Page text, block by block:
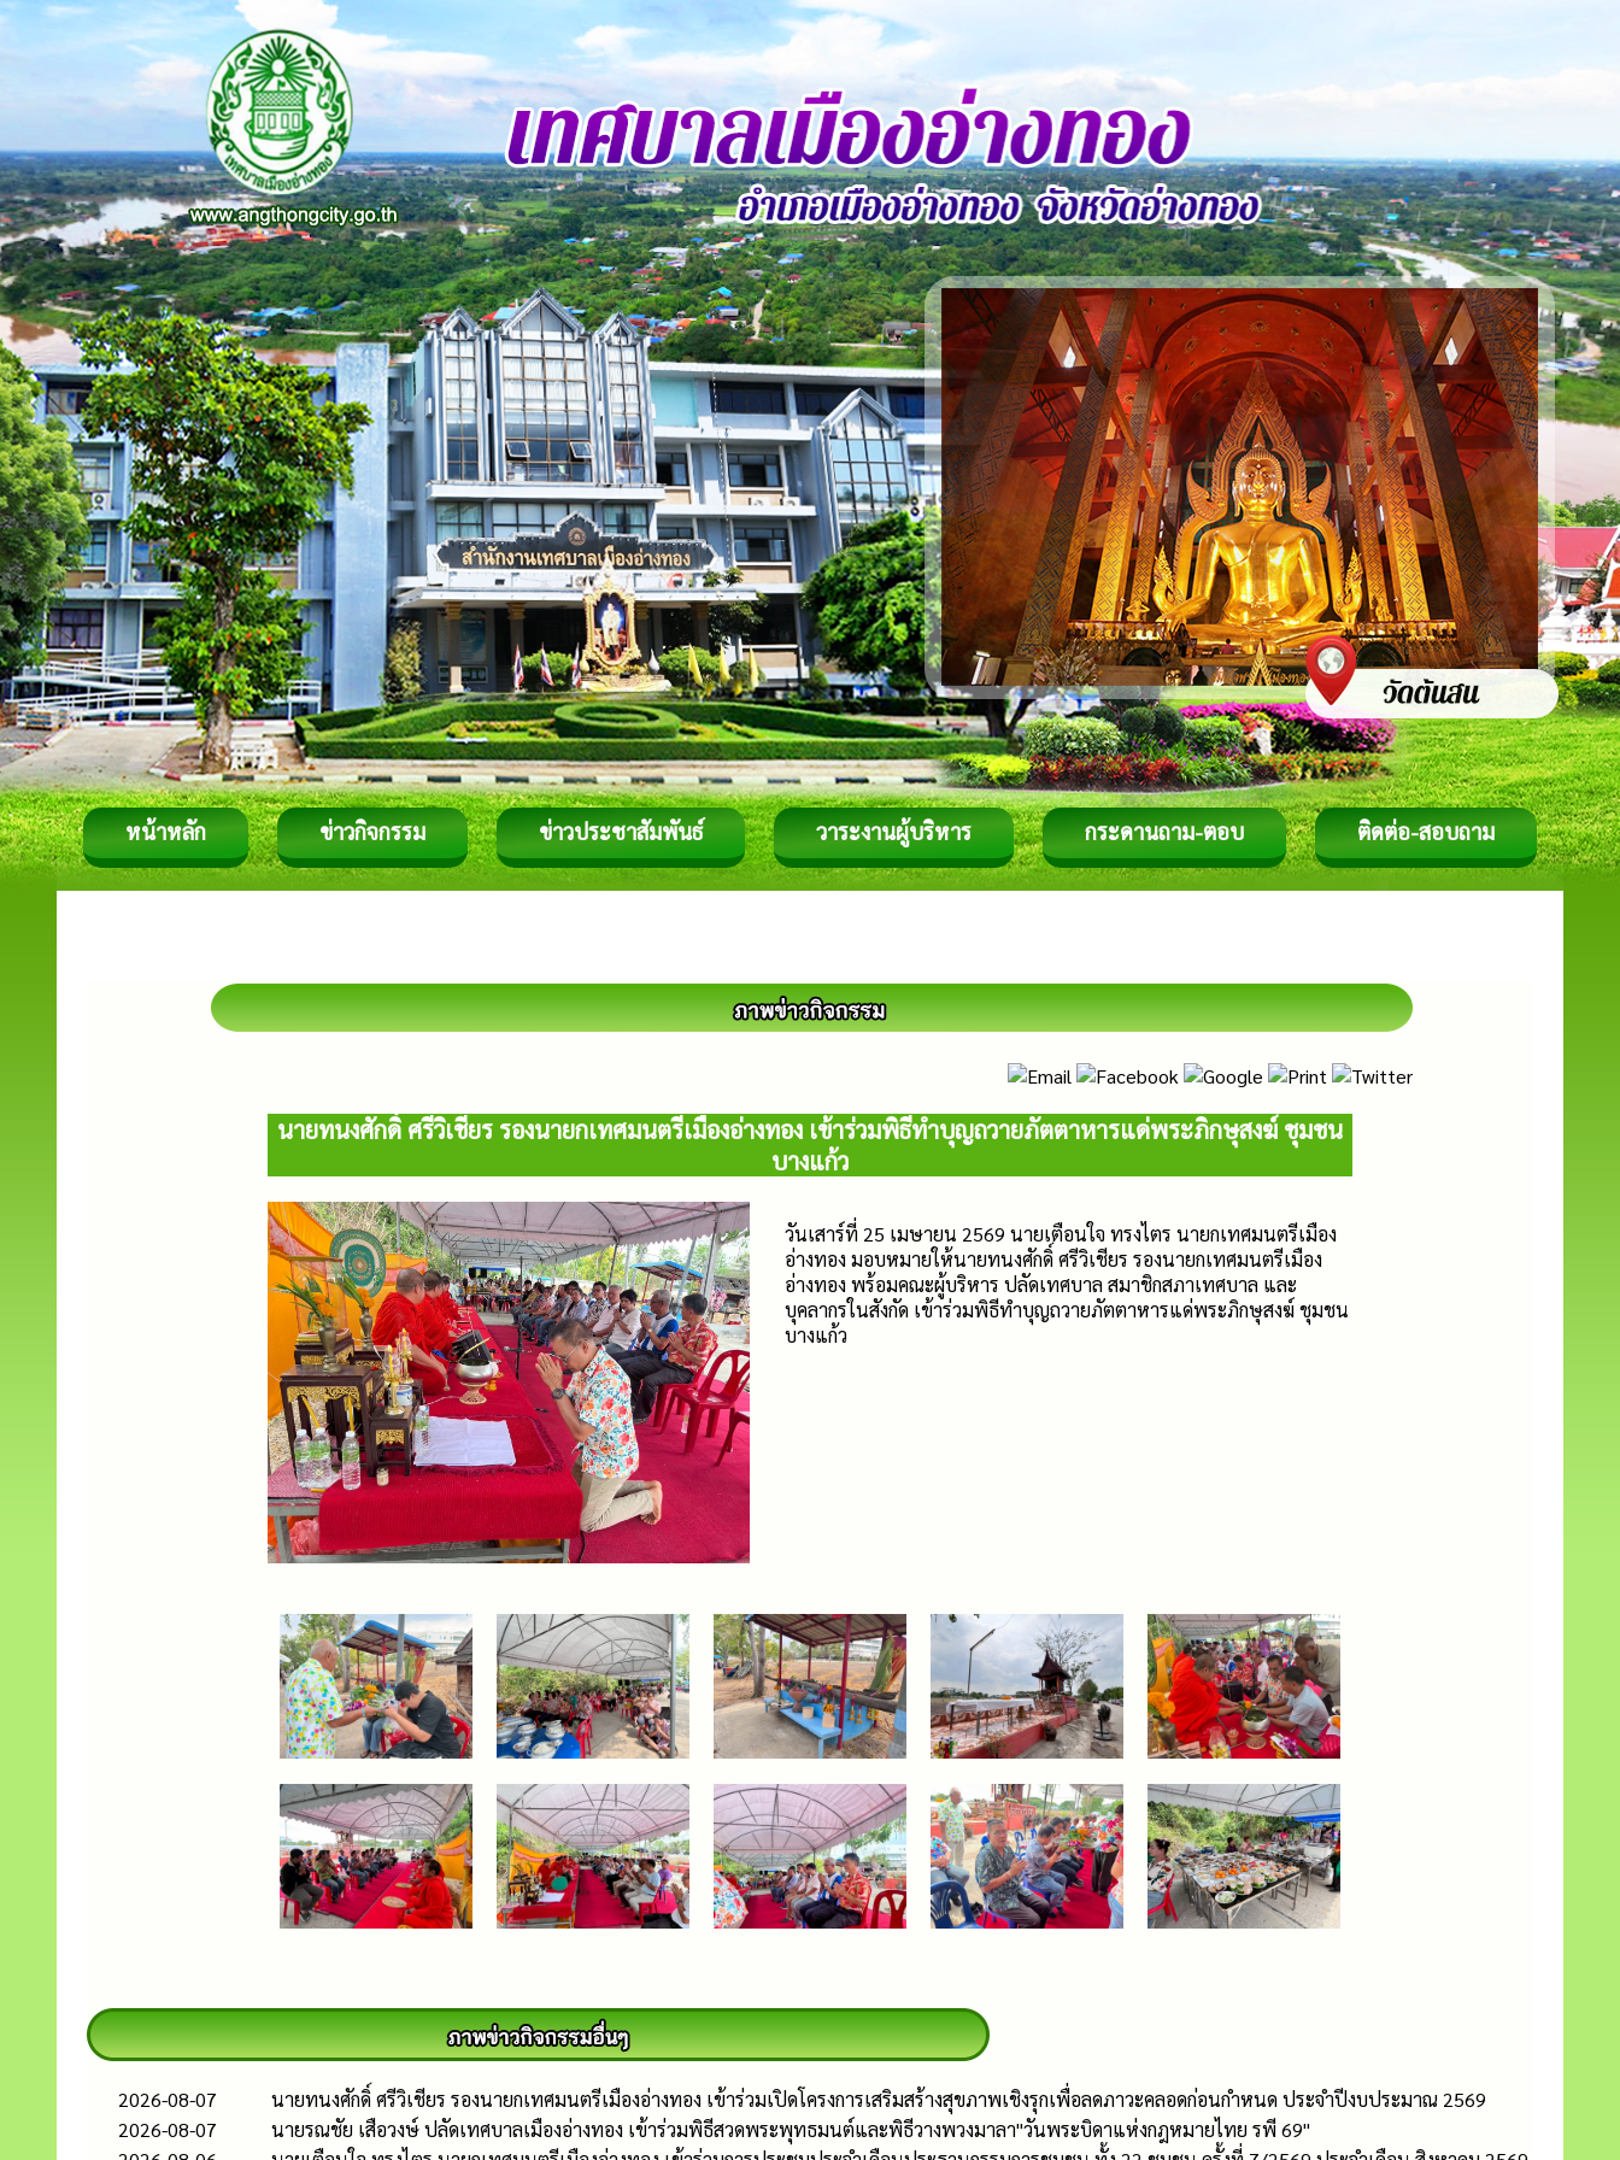
หน้าหลัก ข่าวกิจกรรม ข่าวประชาสัมพันธ์ วาระงานผู้บริหาร กระดานถาม-ตอบ ติดต่อ-สอบถาม
นายทนงศักดิ์ ศรีวิเชียร รองนายกเทศมนตรีเมืองอ่างทอง เข้าร่วมพิธีทำบุญถวายภัตตาหารแด่พระภิกษุสงฆ์ ชุมชน
บางแก้ว
วันเสาร์ที่ 25 เมษายน 2569 นายเตือนใจ ทรงไตร นายกเทศมนตรีเมือง
อ่างทอง มอบหมายให้นายทนงศักดิ์ ศรีวิเชียร รองนายกเทศมนตรีเมือง
อ่างทอง พร้อมคณะผู้บริหาร ปลัดเทศบาล สมาชิกสภาเทศบาล และ
บุคลากรในสังกัด เข้าร่วมพิธีทำบุญถวายภัตตาหารแด่พระภิกษุสงฆ์ ชุมชน
บางแก้ว
2026-08-07
นายทนงศักดิ์ ศรีวิเชียร รองนายกเทศมนตรีเมืองอ่างทอง เข้าร่วมเปิดโครงการเสริมสร้างสุขภาพเชิงรุกเพื่อลดภาวะคลอดก่อนกำหนด ประจำปีงบประมาณ 2569
2026-08-07
นายรณชัย เสือวงษ์ ปลัดเทศบาลเมืองอ่างทอง เข้าร่วมพิธีสวดพระพุทธมนต์และพิธีวางพวงมาลา"วันพระบิดาแห่งกฎหมายไทย รพี 69"